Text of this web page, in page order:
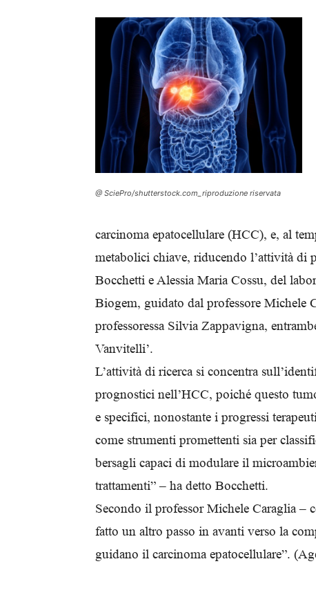
@ SciePro/shutterstock.com_riproduzione riservata
carcinoma epatocellulare (HCC), e, al
metabolici chiave, riducendo l’attività di
Bocchetti e Alessia Maria Cossu, del
Biogem, guidato dal professore Michele
professoressa Silvia Zappavigna,
Vanvitelli’.
L’attività di ricerca si concentra
prognostici nell’HCC, poiché questo
e specifici, nonostante i progressi
come strumenti promettenti sia per
bersagli capaci di modulare il
trattamenti” – ha detto Bocchetti.
Secondo il professor Michele Caraglia –
fatto un altro passo in avanti verso la
guidano il carcinoma epatocellulare”.